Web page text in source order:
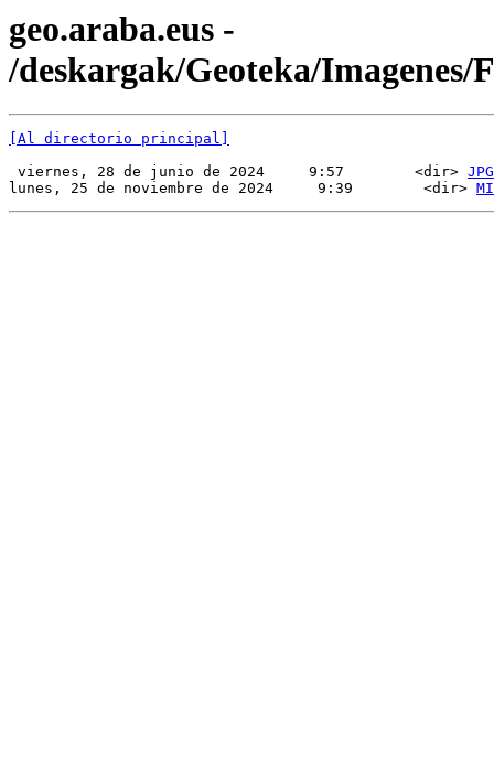
geo.araba.eus -
/deskargak/Geoteka/Imagenes/
[Al directorio principal]
viernes, 28 de junio de 2024     9:57        <dir> JPG
lunes, 25 de noviembre de 2024     9:39        <dir>